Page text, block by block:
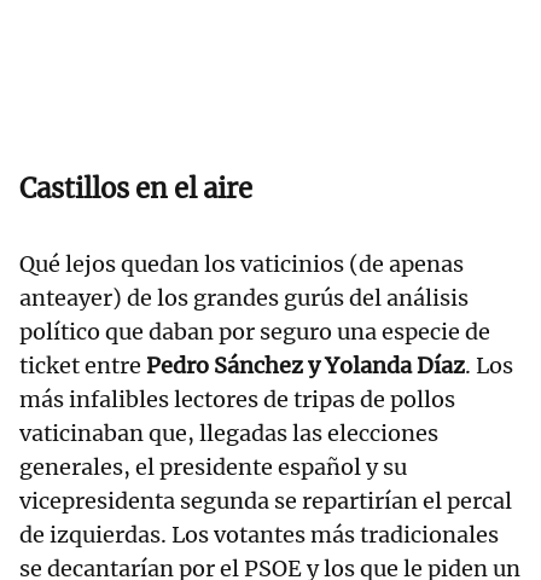
Castillos en el aire
Qué lejos quedan los vaticinios (de apenas
anteayer) de los grandes gurús del análisis
político que daban por seguro una especie de
ticket entre Pedro Sánchez y Yolanda Díaz. Los
más infalibles lectores de tripas de pollos
vaticinaban que, llegadas las elecciones
generales, el presidente español y su
vicepresidenta segunda se repartirían el percal
de izquierdas. Los votantes más tradicionales
se decantarían por el PSOE y los que le piden un